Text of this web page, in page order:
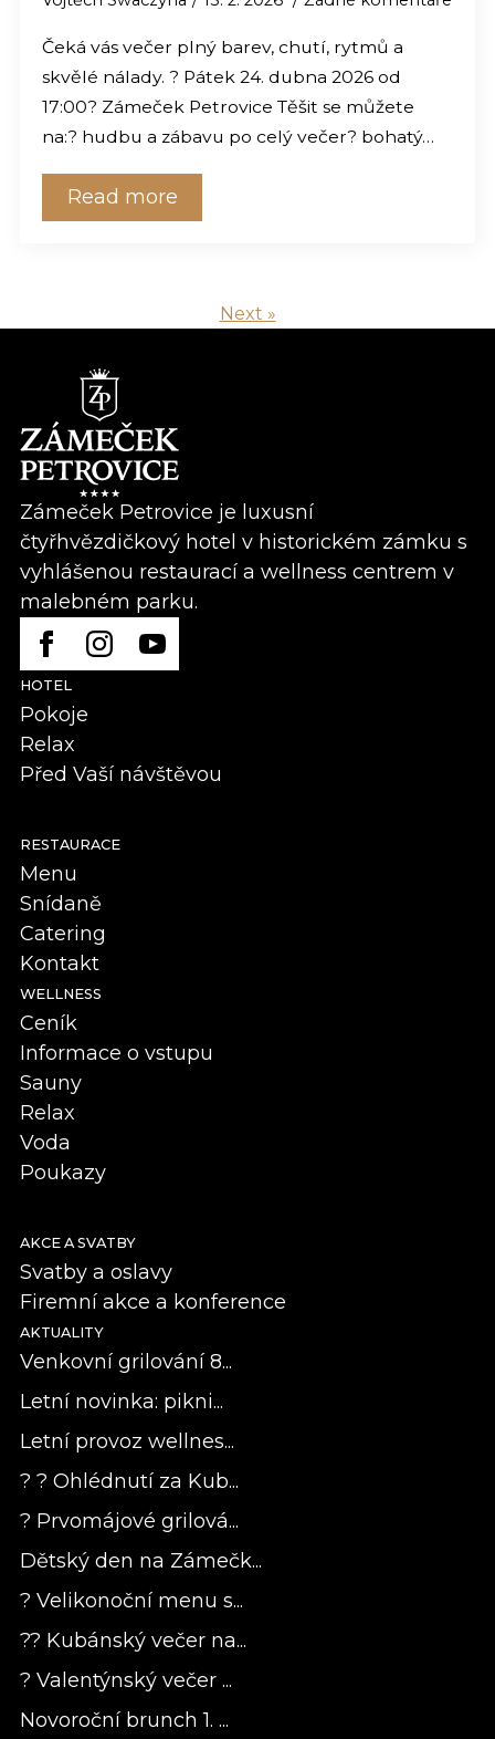
Čeká vás večer plný barev, chutí, rytmů a
skvělé nálady. ? Pátek 24. dubna 2026 od
17:00? Zámeček Petrovice Těšit se můžete
na:? hudbu a zábavu po celý večer? bohatý…
Read more
Next »
Zámeček Petrovice je luxusní
čtyřhvězdičkový hotel v historickém zámku s
vyhlášenou restaurací a wellness centrem v
malebném parku.
HOTEL
Pokoje
Relax
Před Vaší návštěvou
RESTAURACE
Menu
Snídaně
Catering
Kontakt
WELLNESS
Ceník
Informace o vstupu
Sauny
Relax
Voda
Poukazy
AKCE A SVATBY
Svatby a oslavy
Firemní akce a konference
AKTUALITY
Venkovní grilování 8...
Letní novinka: pikni...
Letní provoz wellnes...
? ? Ohlédnutí za Kub...
? Prvomájové grilová...
Dětský den na Zámečk...
? Velikonoční menu s...
?? Kubánský večer na...
? Valentýnský večer ...
Novoroční brunch 1. ...